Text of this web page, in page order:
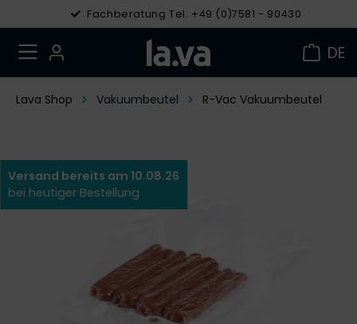
Fachberatung Tel. +49 (0)7581 - 90430
DE
Lava Shop Vakuumbeutel R-Vac Vakuumbeutel
Versand bereits am 10.08.26
bei heutiger Bestellung